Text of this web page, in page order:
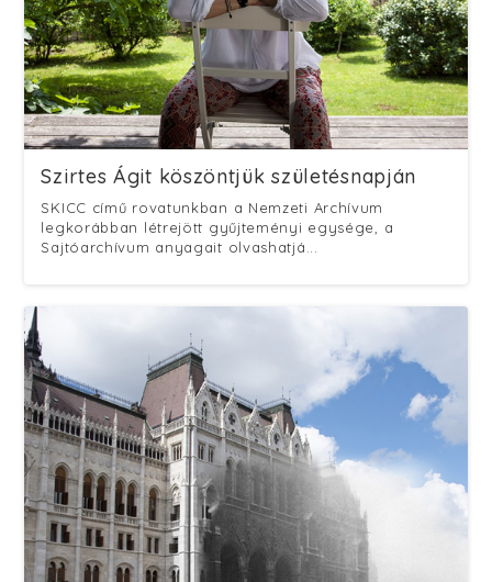
Szirtes Ágit köszöntjük születésnapján
SKICC című rovatunkban a Nemzeti Archívum
legkorábban létrejött gyűjteményi egysége, a
Sajtóarchívum anyagait olvashatjá...